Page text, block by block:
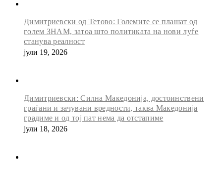
Димитриевски од Тетово: Големите се плашат од
голем ЗНАМ, затоа што политиката на нови луѓе
станува реалност
јули 19, 2026
Димитриевски: Силна Македонија, достоинствени
граѓани и зачувани вредности, таква Македонија
градиме и од тој пат нема да отстапиме
јули 18, 2026